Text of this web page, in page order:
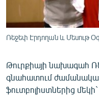
ՏՏ ԵՒ ԻՆՏԵՐՆԵՏ
ՏԵՍԱՆՅՈՒԹԵՐ
ԲԱՆԱՎԵՃ
Ռեջեփ Էրդողան և Մեսութ
Թուրքիայի նախագահ
գնահատում
ֆուտբոլիստներից